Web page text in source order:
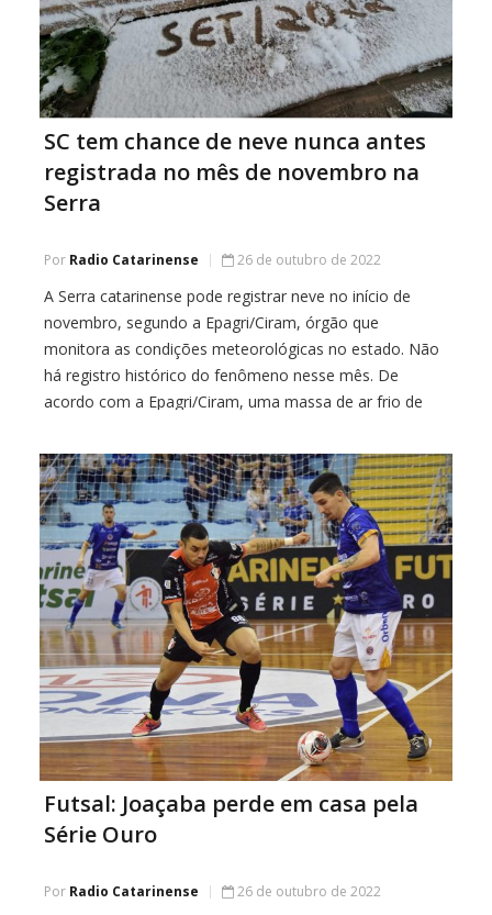
SC tem chance de neve nunca antes
registrada no mês de novembro na
Serra
Por Radio Catarinense 26 de outubro de 2022
A Serra catarinense pode registrar neve no início de
novembro, segundo a Epagri/Ciram, órgão que
monitora as condições meteorológicas no estado. Não
há registro histórico do fenômeno nesse mês. De
acordo com a Epagri/Ciram, uma massa de ar frio de
derrubar as temperaturas já em 31 […]
Futsal: Joaçaba perde em casa pela
Série Ouro
Por Radio Catarinense 26 de outubro de 2022